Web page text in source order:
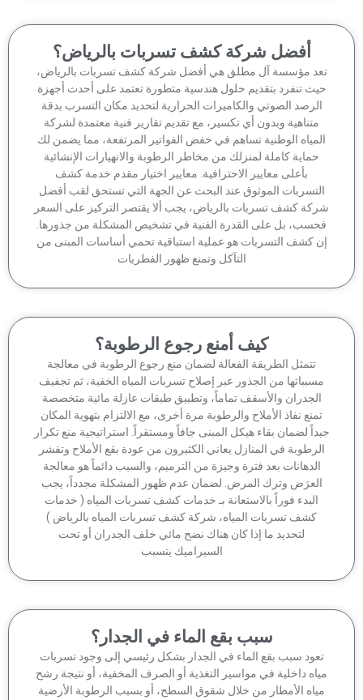
أفضل شركة كشف تسربات بالرياض؟
مؤسسة آل مطلق هي أفضل شركة كشف تسربات بالرياض،
تنفرد بتقديم حلول هندسية متطورة تعتمد على أحدث أجهزة
الرصد الصوتي والكاميرات الحرارية لتحديد مكان التسرب بدقة
متناهية وبدون أي تكسير، مع تقديم تقارير فنية معتمدة لشركة
الوطنية تساهم في خفض الفواتير المرتفعة، مما يضمن لك
حماية كاملة لمنزلك من مخاطر الرطوبة والانهيارات الإنشائية
بأعلى معايير الاحترافية. معايير اختيار مقدم خدمة كشف
الموثوق عند البحث عن الجهة التي تستحق لقب أفضل
كشف تسربات بالرياض، يجب ألا يقتصر التركيز على السعر
بل على القدرة الفنية في تشخيص المشكلة من جذورها.
كشف التسربات هو عملية استباقية تحمي أساسات المبنى من
التآكل وتمنع ظهور الفطريات
كيف أمنع رجوع الرطوبة؟
تتمثل الطريقة الفعالة لضمان منع رجوع الرطوبة في معالجة
من الجذور عبر إصلاح تسربات المياه الخفية، ثم تجفيف
الجدران والأسقف تماماً، وتطبيق طبقات عازلة مائية متخصصة
تمنع نفاذ الأملاح والرطوبة مرة أخرى، مع الالتزام بتهوية المكان
لضمان بقاء هيكل المبنى جافاً ومستقراً. استراتيجية منع تكرار
في المنازل يعاني الكثيرون من عودة بقع الأملاح وتقشر
الدهانات بعد فترة وجيزة من الترميم، والسبب دائماً هو معالجة
العرَض وترك المرض. لضمان عدم ظهور المشكلة مجدداً، يجب
البدء فوراً بالاستعانة بـ خدمات كشف تسربات المياه ( خدمات
كشف تسربات المياه، شركة كشف تسربات المياه بالرياض )
لتحديد ما إذا كان هناك نضح مائي خلف الجدران أو تحت
السيراميك يتسبب
سبب بقع الماء في الجدار؟
سبب بقع الماء في الجدار بشكل رئيسي إلى وجود تسربات
داخلية في مواسير التغذية أو الصرف المخفية، أو نتيجة رشح
الأمطار من خلال شقوق السطح، أو بسبب الرطوبة الأرضية